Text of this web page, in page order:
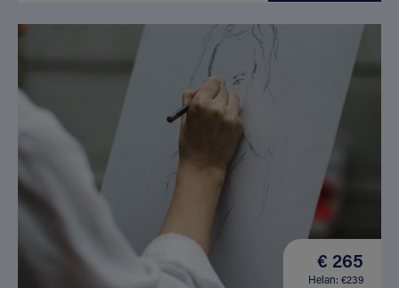
€ 265
Helan: €239